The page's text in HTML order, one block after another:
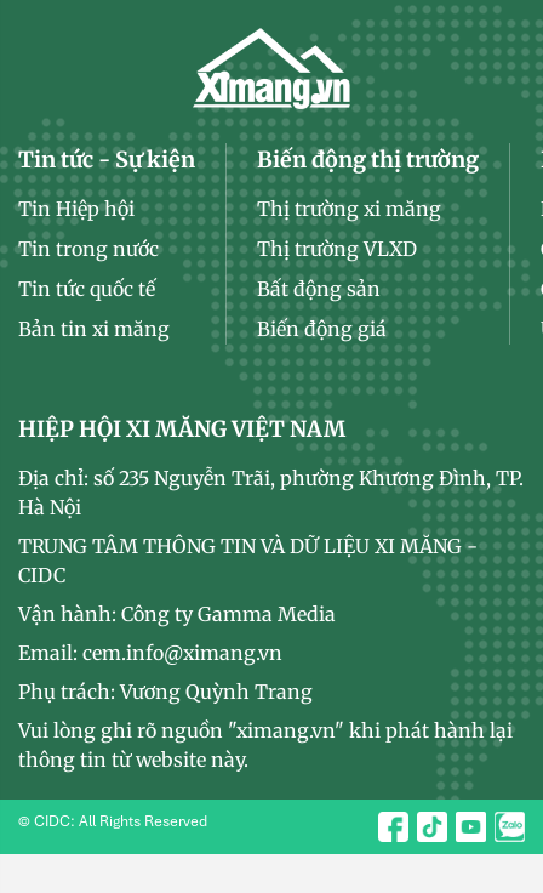
Tin tức - Sự kiện
Tin Hiệp hội
Tin trong nước
Tin tức quốc tế
Bản tin xi măng
Biến động thị trường
Thị trường xi măng
Thị trường VLXD
Bất động sản
Biến động giá
HIỆP HỘI XI MĂNG VIỆT NAM
Địa chỉ: số 235 Nguyễn Trãi, phường Khương Đình, TP.
Hà Nội
TRUNG TÂM THÔNG TIN VÀ DỮ LIỆU XI MĂNG -
CIDC
Vận hành: Công ty Gamma Media
Email: cem.info@ximang.vn
Phụ trách: Vương Quỳnh Trang
Vui lòng ghi rõ nguồn "ximang.vn" khi phát hành lại
thông tin từ website này.
© CIDC: All Rights Reserved